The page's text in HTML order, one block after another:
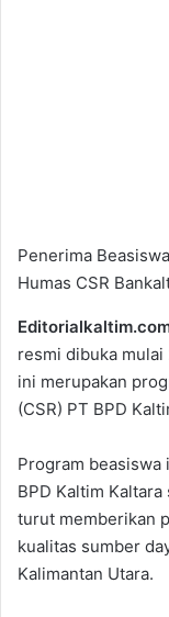
Penerima
Humas CSR
resmi dibuka
ini merupakan
(CSR) PT BPD
Program beasiswa
BPD Kaltim Kaltara
turut memberikan
kualitas sumber
Kalimantan Utara.